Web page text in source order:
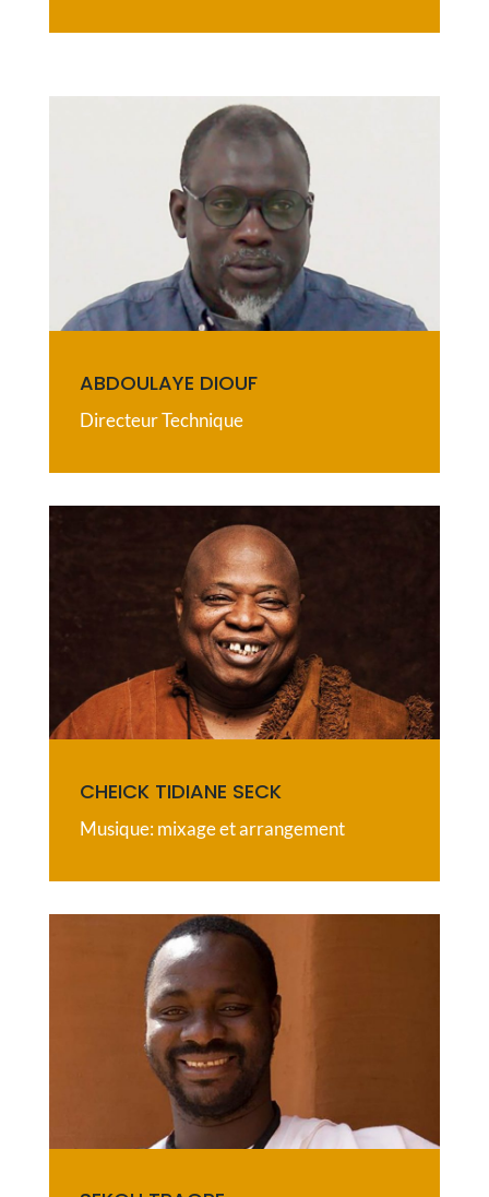
ABDOULAYE DIOUF
Directeur Technique
CHEICK TIDIANE SECK
Musique: mixage et arrangement